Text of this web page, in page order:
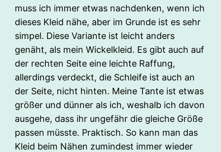
muss ich immer etwas nachdenken, wenn ich
dieses Kleid nähe, aber im Grunde ist es sehr
simpel. Diese Variante ist leicht anders
genäht, als mein Wickelkleid. Es gibt auch auf
der rechten Seite eine leichte Raffung,
allerdings verdeckt, die Schleife ist auch an
der Seite, nicht hinten. Meine Tante ist etwas
größer und dünner als ich, weshalb ich davon
ausgehe, dass ihr ungefähr die gleiche Größe
passen müsste. Praktisch. So kann man das
Kleid beim Nähen zumindest immer wieder